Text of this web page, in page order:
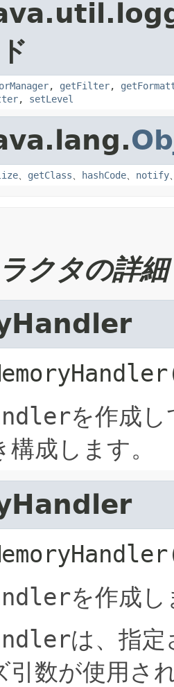
, getFilter,
, setLevel
、 getClass、 hashCode、 notify
クタの詳細
を作成し
成します。
を作成
は、指定
引数が使用さ